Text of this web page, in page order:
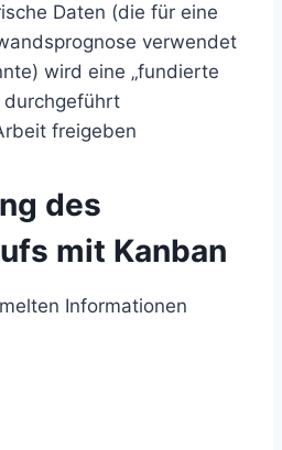
Daten (die für eine
verwendet
wird eine „fundierte
durchgeführt
freigeben
des
mit Kanban
Informationen